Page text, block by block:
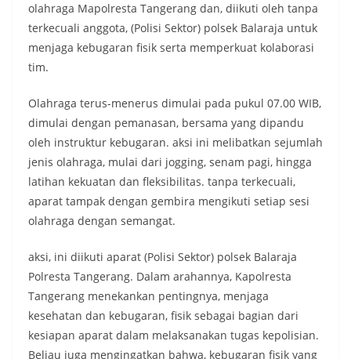
olahraga Mapolresta Tangerang dan, diikuti oleh tanpa
terkecuali anggota, (Polisi Sektor) polsek Balaraja untuk
menjaga kebugaran fisik serta memperkuat kolaborasi
tim.
Olahraga terus-menerus dimulai pada pukul 07.00 WIB,
dimulai dengan pemanasan, bersama yang dipandu
oleh instruktur kebugaran. aksi ini melibatkan sejumlah
jenis olahraga, mulai dari jogging, senam pagi, hingga
latihan kekuatan dan fleksibilitas. tanpa terkecuali,
aparat tampak dengan gembira mengikuti setiap sesi
olahraga dengan semangat.
aksi, ini diikuti aparat (Polisi Sektor) polsek Balaraja
Polresta Tangerang. Dalam arahannya, Kapolresta
Tangerang menekankan pentingnya, menjaga
kesehatan dan kebugaran, fisik sebagai bagian dari
kesiapan aparat dalam melaksanakan tugas kepolisian.
Beliau juga mengingatkan bahwa, kebugaran fisik yang